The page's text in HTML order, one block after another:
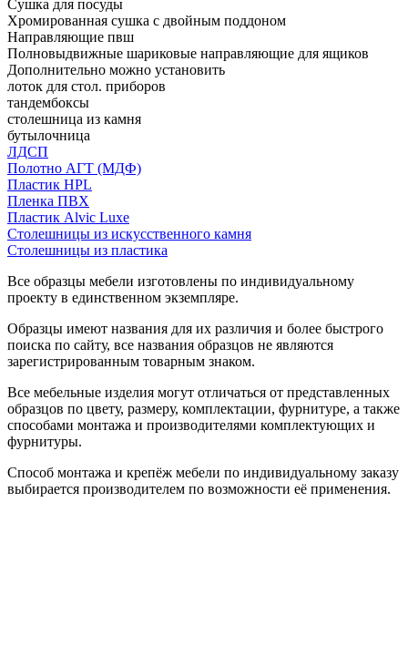
Сушка для посуды
Хромированная сушка с двойным поддоном
Направляющие пвш
Полновыдвижные шариковые направляющие для ящиков
Дополнительно можно установить
лоток для стол. приборов
тандембоксы
столешница из камня
бутылочница
ЛДСП
Полотно АГТ (МДФ)
Пластик HPL
Пленка ПВХ
Пластик Alvic Luxe
Столешницы из искусственного камня
Столешницы из пластика
Все образцы мебели изготовлены по индивидуальному
проекту в единственном экземпляре.
Образцы имеют названия для их различия и более быстрого
поиска по сайту, все названия образцов не являются
зарегистрированным товарным знаком.
Все мебельные изделия могут отличаться от представленных
образцов по цвету, размеру, комплектации, фурнитуре, а также
способами монтажа и производителями комплектующих и
фурнитуры.
Способ монтажа и крепёж мебели по индивидуальному заказу
выбирается производителем по возможности её применения.